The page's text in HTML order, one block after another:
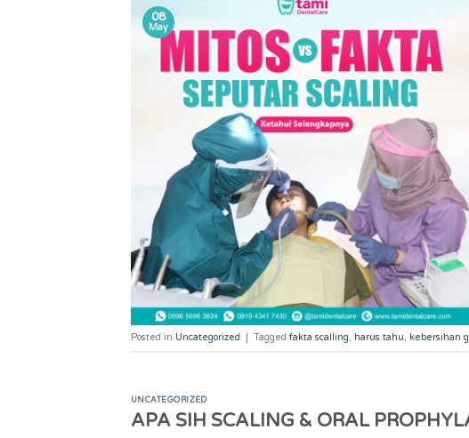
08
May
Posted in Uncategorized Tagged fakta scalling, harus tahu, kebersihan
UNCATEGORIZED
APA SIH SCALING & ORAL